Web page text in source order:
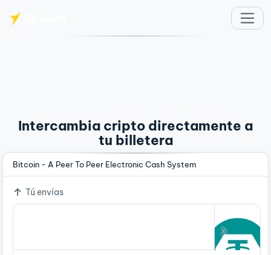
Intercambia cripto directamente a
tu billetera
Bitcoin - A Peer To Peer Electronic Cash System
Tú envías